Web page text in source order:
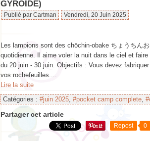
GYROÏDE)
Publié par Cartman Vendredi, 20 Juin 2025
Les lampions sont des chōchin-obake ちょうちん
quotidienne. Il aime voler la nuit dans le ciel et
du 20 juin - 30 juin. Objectifs : Vous devez
vos rochefeuilles....
Lire la suite
Catégories : #juin 2025, #pocket camp complete,
Partager cet article
Repost 0